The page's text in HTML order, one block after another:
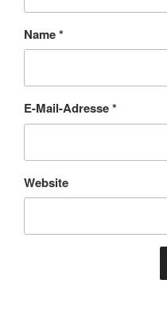
Name*
E-Mail-Adresse*
Website